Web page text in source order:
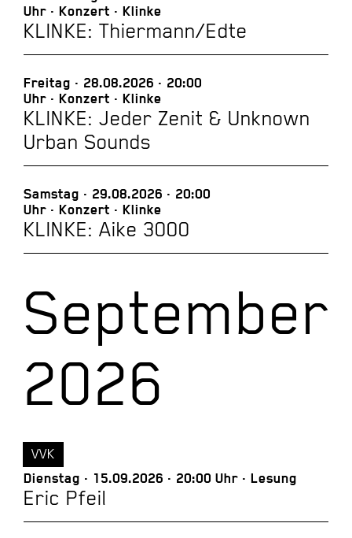
Uhr
Konzert Klinke
KLINKE: Thiermann/Edte
Freitag 28.08.2026
20:00
Uhr
Konzert Klinke
KLINKE: Jeder Zenit & Unknown
Urban Sounds
Samstag 29.08.2026
20:00
Uhr
Konzert Klinke
KLINKE: Aike 3000
September
2026
Dienstag 15.09.2026 20:00 Uhr Lesung
Eric Pfeil
VVK